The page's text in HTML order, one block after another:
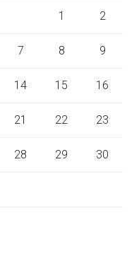
1 2
7 8 9
14 15 16
21 22 23
28 29 30